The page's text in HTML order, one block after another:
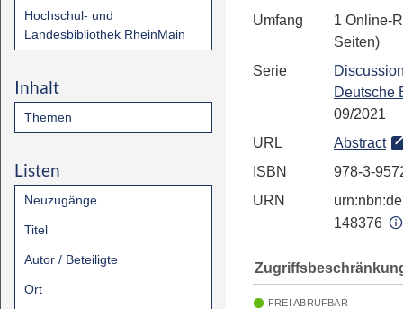
Hochschul- und
Landesbibliothek RheinMain
Inhalt
Themen
Listen
Neuzugänge
Titel
Autor / Beteiligte
Ort
Umfang
1 Online-
Seiten)
Serie
Deutsche
09/2021
URL
Abstract
ISBN
978-3-
URN
148376
FREI ABRUFBAR